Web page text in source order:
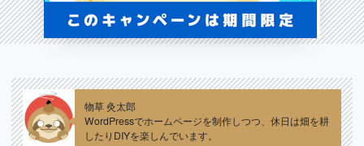
物草 灸太郎
WordPressでホームページを制作しつつ、休日は畑を耕
したりDIYを楽しんでいます。